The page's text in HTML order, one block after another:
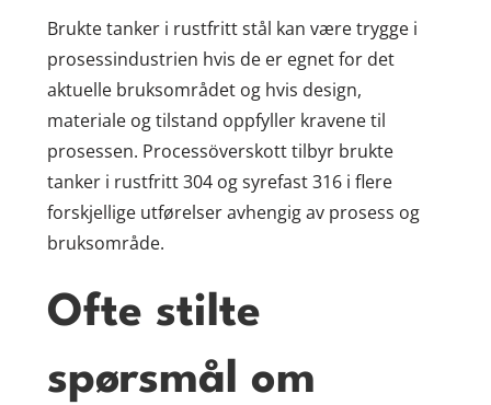
Brukte tanker i rustfritt stål kan være trygge i
prosessindustrien hvis de er egnet for det
aktuelle bruksområdet og hvis design,
materiale og tilstand oppfyller kravene til
prosessen. Processöverskott tilbyr brukte
tanker i rustfritt 304 og syrefast 316 i flere
forskjellige utførelser avhengig av prosess og
bruksområde.
Ofte stilte
spørsmål om